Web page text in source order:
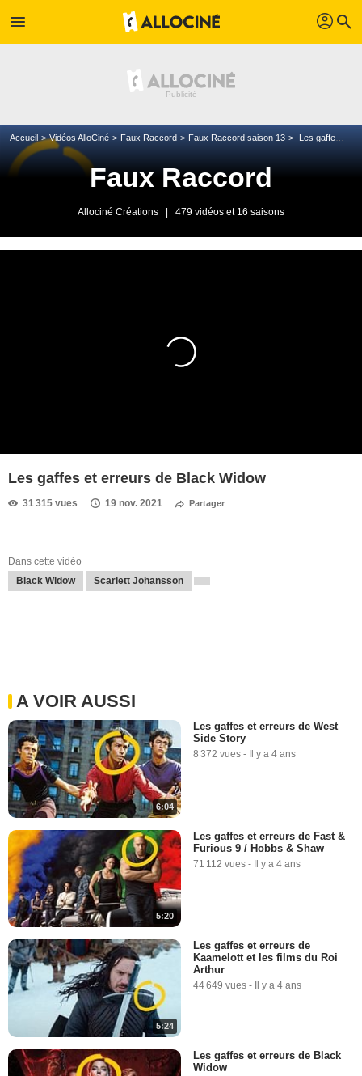
menu profil search
Accueil Vidéos AlloCiné Faux Raccord Faux Raccord saison 13 Les gaffes et erreurs de Black Widow
Faux Raccord
Allociné Créations 479 vidéos et 16 saisons
Les gaffes et erreurs de Black Widow
31 315 vues 19 nov. 2021 Partager
Dans cette vidéo
Black Widow
Scarlett Johansson
A VOIR AUSSI
6:04
Les gaffes et erreurs de West
Side Story
8 372 vues - Il y a 4 ans
5:20
Les gaffes et erreurs de Fast &
Furious 9 / Hobbs & Shaw
71 112 vues - Il y a 4 ans
5:24
Les gaffes et erreurs de
Kaamelott et les films du Roi
Arthur
44 649 vues - Il y a 4 ans
Les gaffes et erreurs de Black
Widow